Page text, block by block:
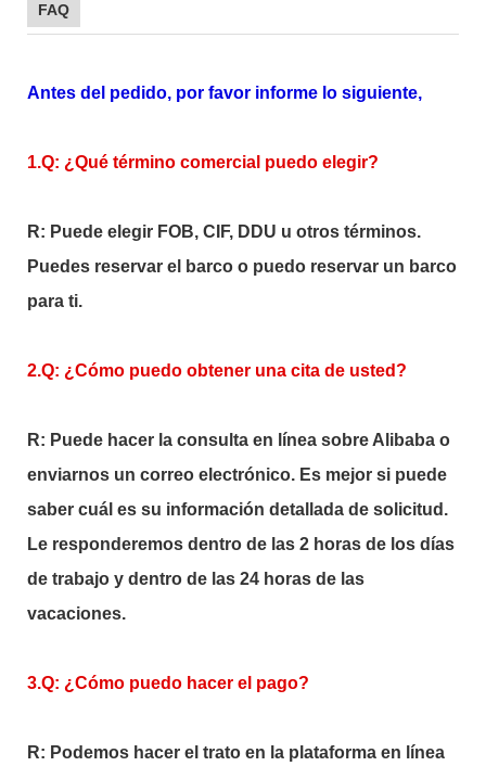
FAQ
Antes del pedido, por favor informe lo siguiente,
1.Q: ¿Qué término comercial puedo elegir?
R: Puede elegir FOB, CIF, DDU u otros términos.
Puedes reservar el barco o puedo reservar un barco
para ti.
2.Q: ¿Cómo puedo obtener una cita de usted?
R: Puede hacer la consulta en línea sobre Alibaba o
enviarnos un correo electrónico. Es mejor si puede
saber cuál es su información detallada de solicitud.
Le responderemos dentro de las 2 horas de los días
de trabajo y dentro de las 24 horas de las
vacaciones.
3.Q: ¿Cómo puedo hacer el pago?
R: Podemos hacer el trato en la plataforma en línea